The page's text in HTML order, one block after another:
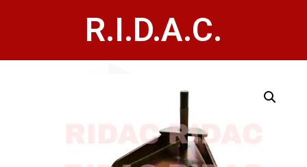
R.I.D.A.C.